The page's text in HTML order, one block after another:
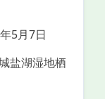
5月7日
盐湖湿地栖